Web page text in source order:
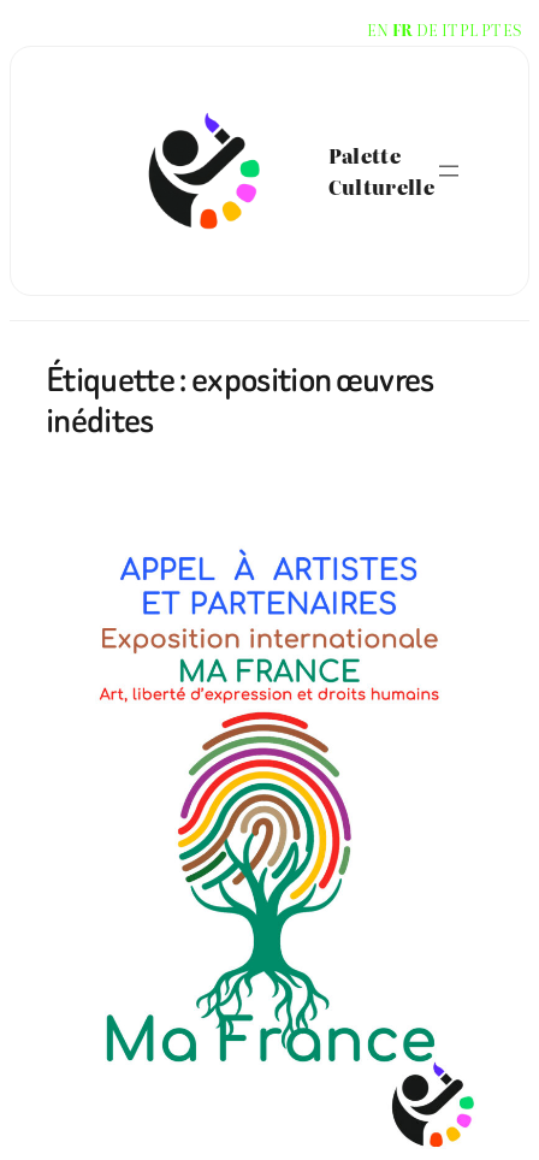
Palette
Culturelle
Étiquette :exposition œuvres
inédites
EN FR DE ITPL PTES